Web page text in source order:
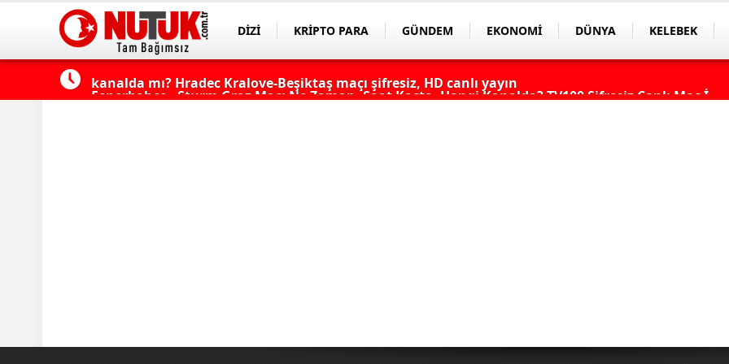
DİZİ KRİPTO PARA GÜNDEM EKONOMİ DÜNYA KELEBEK
şifresiz Fenerbahçe - Sturm Graz Maçı Ne Zaman, Saat Kaçta, Hangi Kanalda? TV100 Şifresiz Canlı Maç İzle